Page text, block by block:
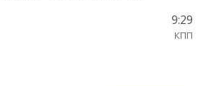
9:29
КПП